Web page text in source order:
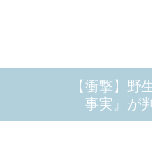
【衝撃】
事実』が